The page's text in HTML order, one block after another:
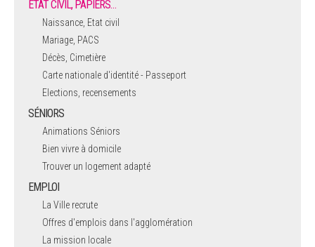
ÉTAT CIVIL, PAPIERS…
Naissance, Etat civil
Mariage, PACS
Décès, Cimetière
Carte nationale d'identité - Passeport
Elections, recensements
SÉNIORS
Animations Séniors
Bien vivre à domicile
Trouver un logement adapté
EMPLOI
La Ville recrute
Offres d'emplois dans l'agglomération
La mission locale